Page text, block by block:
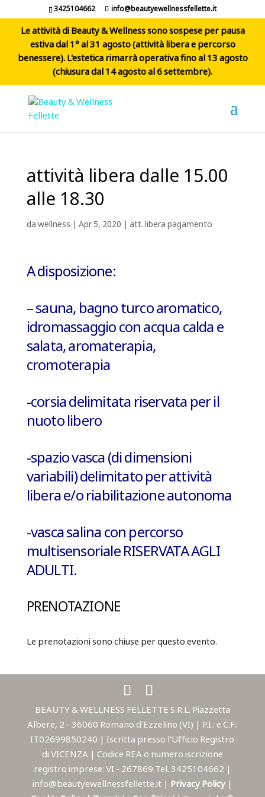
3425104662 info@beautyewellnessfellette.it
Le attività di Beauty & Wellness sono sospese per pausa
estiva dal 1° al 31 agosto (attività libera e percorso
benessere). L'estetica rimarrà operativa fino al 13 agosto
(chiusura dal 14 agosto al 6 settembre).
attività libera dalle 15.00
alle 18.30
dawellness | Apr 5, 2020 | att. libera pagamento
A disposizione:
– sauna, bagno turco aromatico,
idromassaggio con acqua calda e
salata, aromaterapia,
cromoterapia
-corsia delimitata riservata per il
nuoto libero
-spazio vasca (di dimensioni
variabili) delimitato perattività
libera e/o riabilitazione autonoma
-vasca salina con percorso
multisensorialeRISERVATA AGLI
ADULTI.
PRENOTAZIONE
Le prenotazioni sono chiuse per questo evento.
BEAUTY & WELLNESS FELLETTE S.R.L. Piazzetta
Albere, 2 - 36060 Romano d'Ezzelino (VI) | P.I.: e C.F.:
IT02699850240 | Iscritta presso l'Ufficio Registro
di VICENZA | Codice REA o numero iscrizione
registro imprese: VI - 267869 Tel. 3425104662 |
info@beautyewellnessfellette.it | Privacy Policy |